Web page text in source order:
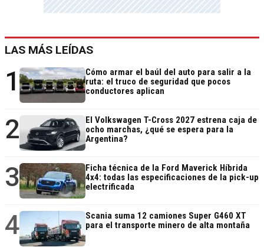
LAS MÁS LEÍDAS
1
Cómo armar el baúl del auto para salir a la
ruta: el truco de seguridad que pocos
conductores aplican
2
El Volkswagen T-Cross 2027 estrena caja de
ocho marchas, ¿qué se espera para la
Argentina?
3
Ficha técnica de la Ford Maverick Híbrida
4x4: todas las especificaciones de la pick-up
electrificada
4
Scania suma 12 camiones Super G460 XT
para el transporte minero de alta montaña